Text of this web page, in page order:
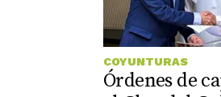
COYUNTURAS
Órdenes de